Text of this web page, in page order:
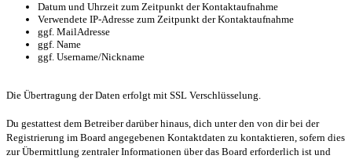
Datum und Uhrzeit zum Zeitpunkt der Kontaktaufnahme
Verwendete IP-Adresse zum Zeitpunkt der Kontaktaufnahme
ggf. MailAdresse
ggf. Name
ggf. Username/Nickname
Die Übertragung der Daten erfolgt mit SSL Verschlüsselung.
Du gestattest dem Betreiber darüber hinaus, dich unter den von dir bei der
Registrierung im Board angegebenen Kontaktdaten zu kontaktieren, sofern dies
zur Übermittlung zentraler Informationen über das Board erforderlich ist und